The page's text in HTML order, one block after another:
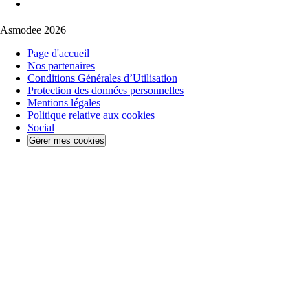
Asmodee 2026
Page d'accueil
Nos partenaires
Conditions Générales d’Utilisation
Protection des données personnelles
Mentions légales
Politique relative aux cookies
Social
Gérer mes cookies